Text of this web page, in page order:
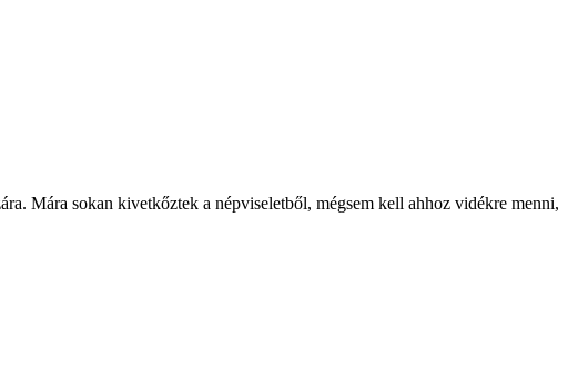
Mára sokan kivetkőztek a népviseletből, mégsem kell ahhoz vidékre menni,